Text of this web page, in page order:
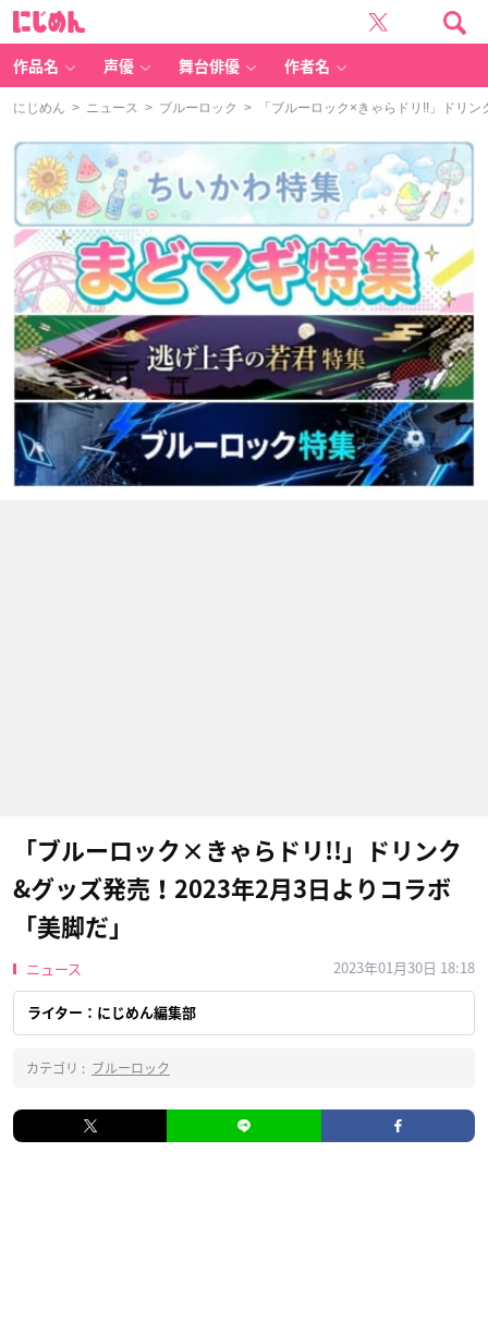
作品名 声優 舞台俳優 作者名
にじめん > ニュース > ブルーロック > 「ブルーロック×きゃらドリ!!」ドリ
「ブルーロック×きゃらドリ!!」ドリンク
&グッズ発売！2023年2月3日よりコラボ
「美脚だ」
ニュース 2023年01月30日 18:18
ライター：にじめん編集部
カテゴリ : ブルーロック